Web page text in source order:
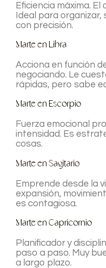
Eficiencia máxima.
Ideal para
con precisión.
Marte en Libra
Acciona en función
negociando. Le
rápidas, pero sabe
Marte en Escorpio
Fuerza emocional
intensidad. Es
cosas.
Marte en Sagitario
Emprende desde la
expansión,
es contagiosa.
Marte en Capricornio
Planificador y
paso a paso. Muy
a largo plazo.